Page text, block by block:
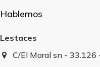
Hablemos
Lestaces
C/El Moral sn - 33.126